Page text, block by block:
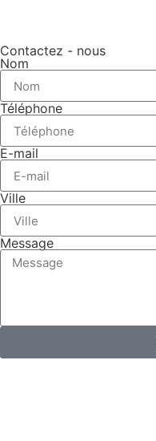
Contactez - nous
Nom
Téléphone
E-mail
Ville
Message